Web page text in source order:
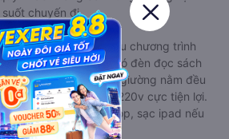
chuyến đi.
đầu HD tích hợp nhiều chương trình
phòng có tai nghe, có đèn đọc sách
tốc độ cao. Tại mỗi giường nằm đều
đa năng nguồn điện 220v cực tiện lợi.
điện thoại, sạc laptop, sạc ipad nếu